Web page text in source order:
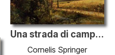
Una strada di campagna
Cornelis Springer